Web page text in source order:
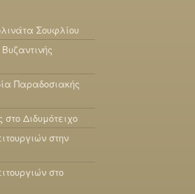
Σουφλίου
Παραδοσιακής
στο Διδυμότειχο
στην
στο